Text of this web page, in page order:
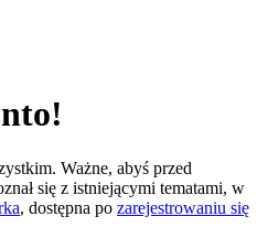
Ważne, abyś przed
się z istniejącymi tematami, w
, dostępna po zarejestrowaniu się